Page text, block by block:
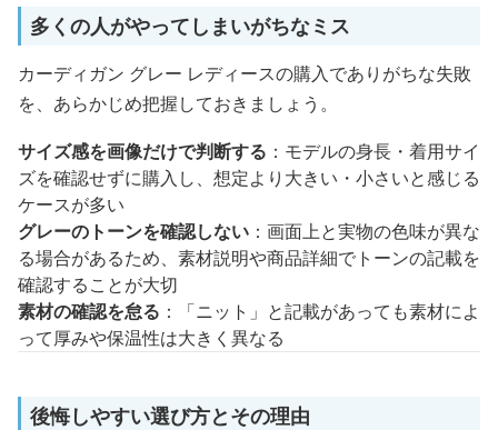
多くの人がやってしまいがちなミス
カーディガン グレー レディースの購入でありがちな失敗
を、あらかじめ把握しておきましょう。
サイズ感を画像だけで判断する ：モデルの身長・着用サイ
ズを確認せずに購入し、想定より大きい・小さいと感じる
ケースが多い
グレーのトーンを確認しない ：画面上と実物の色味が異な
る場合があるため、素材説明や商品詳細でトーンの記載を
確認することが大切
素材の確認を怠る ：「ニット」と記載があっても素材によ
って厚みや保温性は大きく異なる
後悔しやすい選び方とその理由